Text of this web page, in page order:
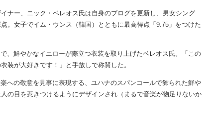
ー、ニック・ベレオス氏は自身のブログを更新し、男女シング
。女子でイム・ウンス（韓国）とともに最高得点「9.75」をつけた
鮮やかなイエローが際立つ衣装を取り上げたベレオス氏。「この
が大好きです！」と手放しで称賛した。
への敬意を見事に表現する、ユハナのスパンコールで飾られた鮮や
の目を惹きつけるようにデザインされ（まるで音楽が物足りないか